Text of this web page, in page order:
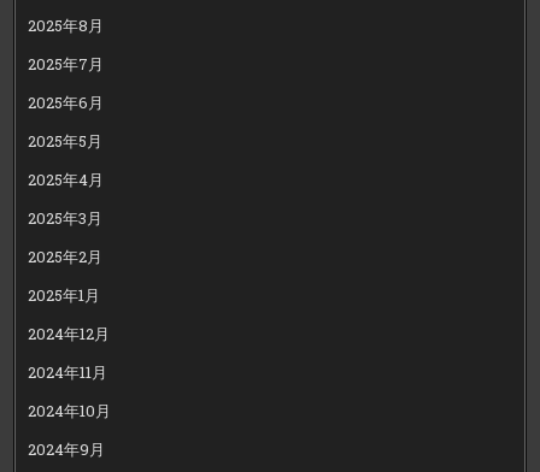
2025年8月
2025年7月
2025年6月
2025年5月
2025年4月
2025年3月
2025年2月
2025年1月
2024年12月
2024年11月
2024年10月
2024年9月